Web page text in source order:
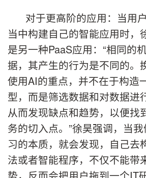
对于更高阶的应用：当用
当中构建自己的智能应用时，
是另一种PaaS应用：“相同的
据，其产生的行为是不同的。
使用AI的重点，并不在于构造
型，而是筛选数据和对数据进
从而发现缺点和趋势，以便找
务的切入点。”徐昊强调，当
习的本质，就会发现，自己去
法或者智能程序，不仅不能带